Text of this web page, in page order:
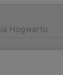
Hogwartu